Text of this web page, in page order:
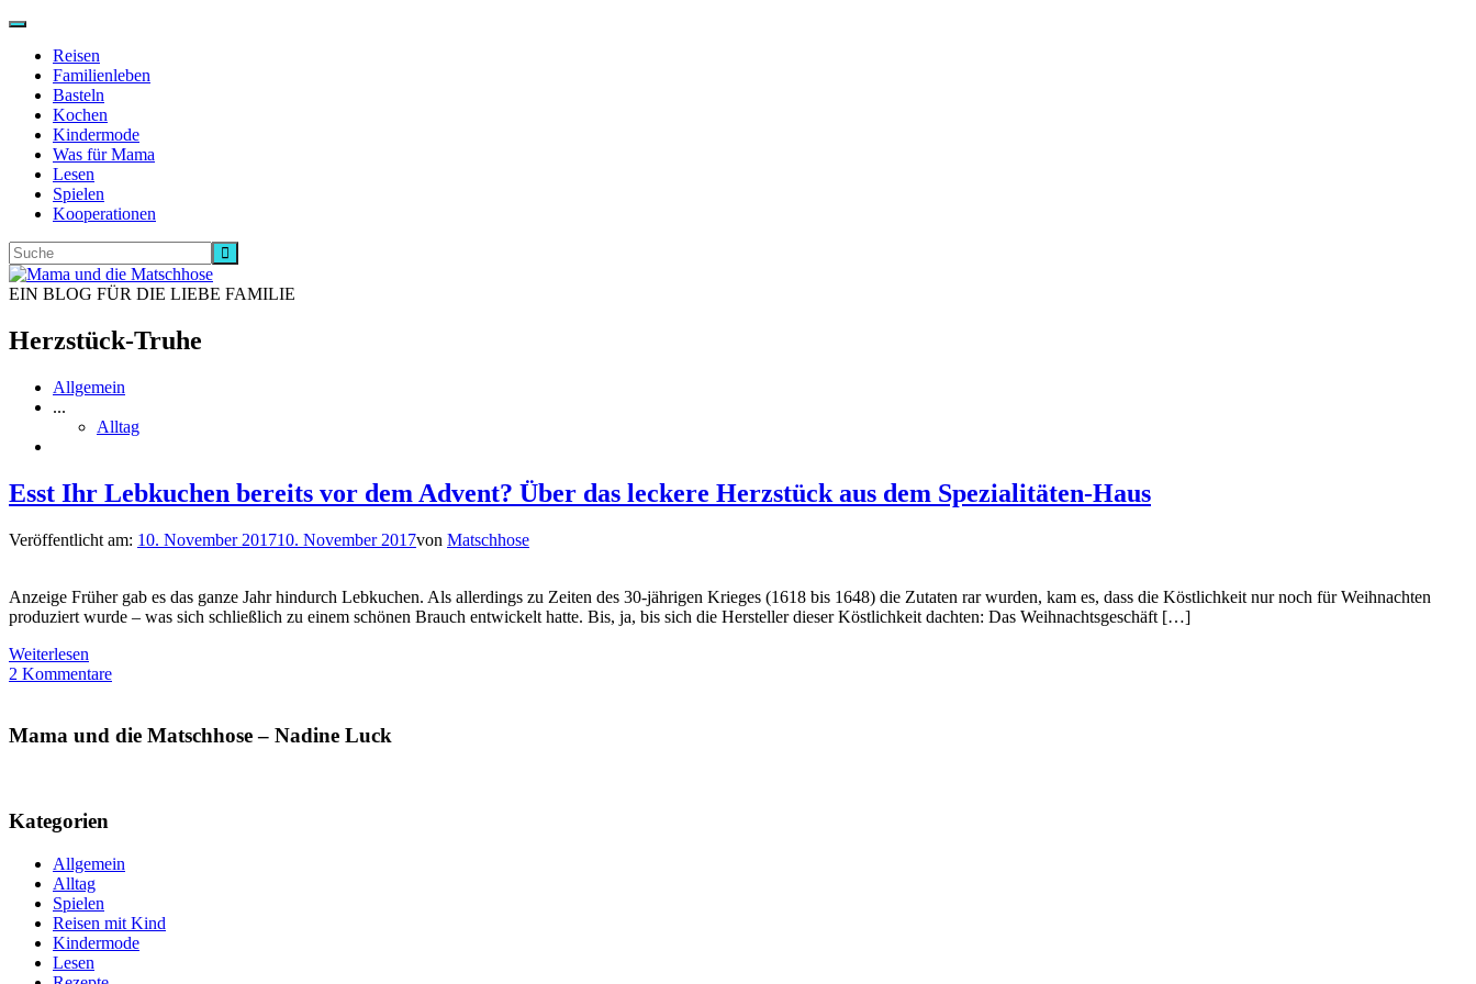
Navigation
ein-/ausschalten
Reisen
Familienleben
Basteln
Kochen
Kindermode
Was für Mama
Lesen
Spielen
Kooperationen
EIN BLOG FÜR DIE LIEBE FAMILIE
Herzstück-Truhe
Allgemein
...
Alltag
Esst Ihr Lebkuchen bereits vor dem Advent? Über das leckere Herzstück aus dem Spezialitäten-Haus
Veröffentlicht am: 10. November 201710. November 2017von Matschhose
Anzeige Früher gab es das ganze Jahr hindurch Lebkuchen. Als allerdings zu Zeiten des 30-jährigen Krieges (1618 bis 1648) die Zutaten rar wurden, kam es, dass die Köstlichkeit nur noch für Weihnachten
produziert wurde – was sich schließlich zu einem schönen Brauch entwickelt hatte. Bis, ja, bis sich die Hersteller dieser Köstlichkeit dachten: Das Weihnachtsgeschäft […]
Weiterlesen
2 Kommentare
Mama und die Matschhose – Nadine Luck
Kategorien
Allgemein
Alltag
Spielen
Reisen mit Kind
Kindermode
Lesen